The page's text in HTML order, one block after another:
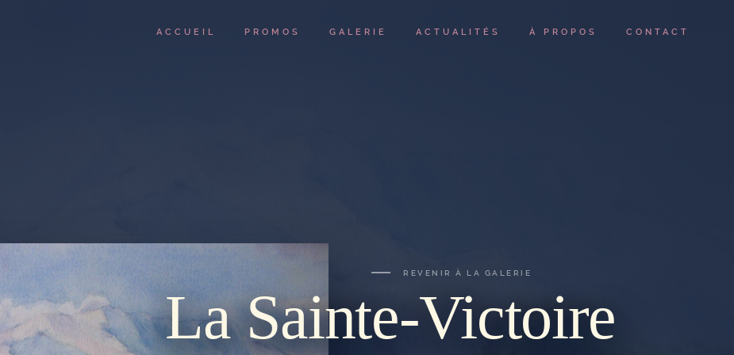
ACCUEIL PROMOS GALERIE ACTUALITÉS À PROPOS CONTACT
REVENIR À LA GALERIE
La Sainte-Victoire